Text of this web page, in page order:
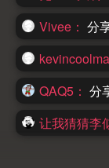
Vivee： 分
QAQ5： 分
让我猜猜李